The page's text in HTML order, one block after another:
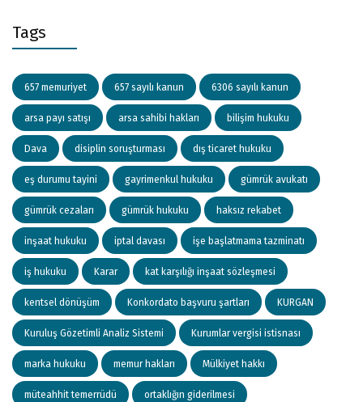
Tags
657 memuriyet 657 sayılı kanun 6306 sayılı kanun
arsa payı satışı arsa sahibi hakları bilişim hukuku
Dava disiplin soruşturması dış ticaret hukuku
eş durumu tayini gayrimenkul hukuku gümrük avukatı
gümrük cezaları gümrük hukuku haksız rekabet
inşaat hukuku iptal davası işe başlatmama tazminatı
iş hukuku Karar kat karşılığı inşaat sözleşmesi
kentsel dönüşüm Konkordato başvuru şartları KURGAN
Kuruluş Gözetimli Analiz Sistemi Kurumlar vergisi istisnası
marka hukuku memur hakları Mülkiyet hakkı
müteahhit temerrüdü ortaklığın giderilmesi